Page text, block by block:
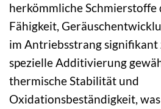
herkömmliche Schmierstoffe
Fähigkeit,
im Antriebsstrang signifikant
spezielle Additivierung
thermische Stabilität und
Oxidationsbeständigkeit,